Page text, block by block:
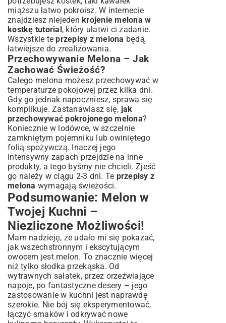
miąższu łatwo pokroisz. W internecie
znajdziesz niejeden krojenie melona w
kostkę tutorial, który ułatwi ci zadanie.
Wszystkie teprzepisy z melona będą
łatwiejsze do zrealizowania.
Przechowywanie Melona – Jak
Zachować Świeżość?
Całego melona możesz przechowywać w
temperaturze pokojowej przez kilka dni.
Gdy go jednak napoczniesz, sprawa się
komplikuje. Zastanawiasz się, jak
przechowywać pokrojonego melona?
Koniecznie w lodówce, w szczelnie
zamkniętym pojemniku lub owiniętego
folią spożywczą. Inaczej jego
intensywny zapach przejdzie na inne
produkty, a tego byśmy nie chcieli. Zjeść
go należy w ciągu 2-3 dni. Te przepisy z
melona wymagają świeżości.
Podsumowanie: Melon w
Twojej Kuchni –
Niezliczone Możliwości!
Mam nadzieję, że udało mi się pokazać,
jak wszechstronnym i ekscytującym
owocem jest melon. To znacznie więcej
niż tylko słodka przekąska. Od
wytrawnych sałatek, przez orzeźwiające
napoje, po fantastyczne desery – jego
zastosowanie w kuchni jest naprawdę
szerokie. Nie bój się eksperymentować,
łączyć smaków i odkrywać nowe